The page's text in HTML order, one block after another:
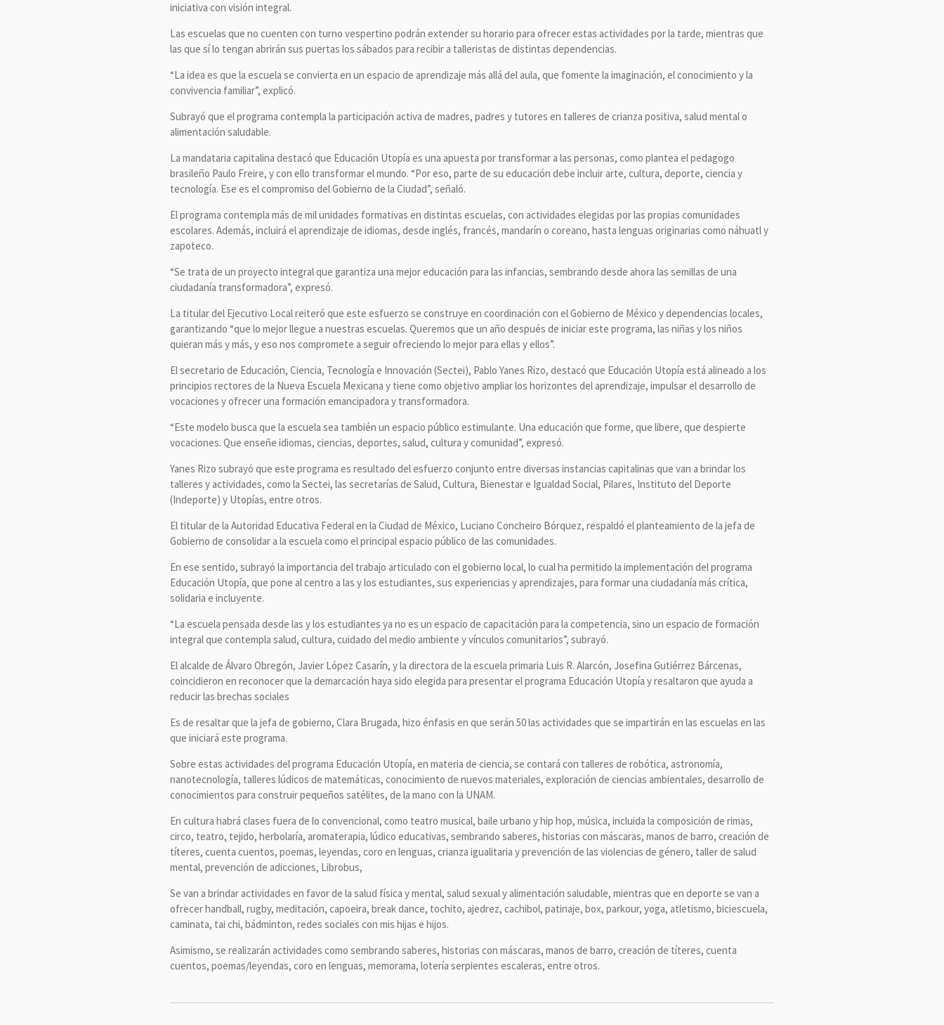
iniciativa con visión integral.
Las escuelas que no cuenten con turno vespertino podrán extender su horario para ofrecer estas actividades por la tarde, mientras que
las que sí lo tengan abrirán sus puertas los sábados para recibir a talleristas de distintas dependencias.
“La idea es que la escuela se convierta en un espacio de aprendizaje más allá del aula, que fomente la imaginación, el conocimiento y la
convivencia familiar”, explicó.
Subrayó que el programa contempla la participación activa de madres, padres y tutores en talleres de crianza positiva, salud mental o
alimentación saludable.
La mandataria capitalina destacó que Educación Utopía es una apuesta por transformar a las personas, como plantea el pedagogo
brasileño Paulo Freire, y con ello transformar el mundo. “Por eso, parte de su educación debe incluir arte, cultura, deporte, ciencia y
tecnología. Ese es el compromiso del Gobierno de la Ciudad”, señaló.
El programa contempla más de mil unidades formativas en distintas escuelas, con actividades elegidas por las propias comunidades
escolares. Además, incluirá el aprendizaje de idiomas, desde inglés, francés, mandarín o coreano, hasta lenguas originarias como náhuatl y
zapoteco.
“Se trata de un proyecto integral que garantiza una mejor educación para las infancias, sembrando desde ahora las semillas de una
ciudadanía transformadora”, expresó.
La titular del Ejecutivo Local reiteró que este esfuerzo se construye en coordinación con el Gobierno de México y dependencias locales,
garantizando “que lo mejor llegue a nuestras escuelas. Queremos que un año después de iniciar este programa, las niñas y los niños
quieran más y más, y eso nos compromete a seguir ofreciendo lo mejor para ellas y ellos”.
El secretario de Educación, Ciencia, Tecnología e Innovación (Sectei), Pablo Yanes Rizo, destacó que Educación Utopía está alineado a los
principios rectores de la Nueva Escuela Mexicana y tiene como objetivo ampliar los horizontes del aprendizaje, impulsar el desarrollo de
vocaciones y ofrecer una formación emancipadora y transformadora.
“Este modelo busca que la escuela sea también un espacio público estimulante. Una educación que forme, que libere, que despierte
vocaciones. Que enseñe idiomas, ciencias, deportes, salud, cultura y comunidad”, expresó.
Yanes Rizo subrayó que este programa es resultado del esfuerzo conjunto entre diversas instancias capitalinas que van a brindar los
talleres y actividades, como la Sectei, las secretarías de Salud, Cultura, Bienestar e Igualdad Social, Pilares, Instituto del Deporte
(Indeporte) y Utopías, entre otros.
El titular de la Autoridad Educativa Federal en la Ciudad de México, Luciano Concheiro Bórquez, respaldó el planteamiento de la jefa de
Gobierno de consolidar a la escuela como el principal espacio público de las comunidades.
En ese sentido, subrayó la importancia del trabajo articulado con el gobierno local, lo cual ha permitido la implementación del programa
Educación Utopía, que pone al centro a las y los estudiantes, sus experiencias y aprendizajes, para formar una ciudadanía más crítica,
solidaria e incluyente.
“La escuela pensada desde las y los estudiantes ya no es un espacio de capacitación para la competencia, sino un espacio de formación
integral que contempla salud, cultura, cuidado del medio ambiente y vínculos comunitarios”, subrayó.
El alcalde de Álvaro Obregón, Javier López Casarín, y la directora de la escuela primaria Luis R. Alarcón, Josefina Gutiérrez Bárcenas,
coincidieron en reconocer que la demarcación haya sido elegida para presentar el programa Educación Utopía y resaltaron que ayuda a
reducir las brechas sociales
Es de resaltar que la jefa de gobierno, Clara Brugada, hizo énfasis en que serán 50 las actividades que se impartirán en las escuelas en las
que iniciará este programa.
Sobre estas actividades del programa Educación Utopía, en materia de ciencia, se contará con talleres de robótica, astronomía,
nanotecnología, talleres lúdicos de matemáticas, conocimiento de nuevos materiales, exploración de ciencias ambientales, desarrollo de
conocimientos para construir pequeños satélites, de la mano con la UNAM.
En cultura habrá clases fuera de lo convencional, como teatro musical, baile urbano y hip hop, música, incluida la composición de rimas,
circo, teatro, tejido, herbolaría, aromaterapia, lúdico educativas, sembrando saberes, historias con máscaras, manos de barro, creación de
títeres, cuenta cuentos, poemas, leyendas, coro en lenguas, crianza igualitaria y prevención de las violencias de género, taller de salud
mental, prevención de adicciones, Librobus,
Se van a brindar actividades en favor de la salud física y mental, salud sexual y alimentación saludable, mientras que en deporte se van a
ofrecer handball, rugby, meditación, capoeira, break dance, tochito, ajedrez, cachibol, patinaje, box, parkour, yoga, atletismo, biciescuela,
caminata, tai chi, bádminton, redes sociales con mis hijas e hijos.
Asimismo, se realizarán actividades como sembrando saberes, historias con máscaras, manos de barro, creación de títeres, cuenta
cuentos, poemas/leyendas, coro en lenguas, memorama, lotería serpientes escaleras, entre otros.